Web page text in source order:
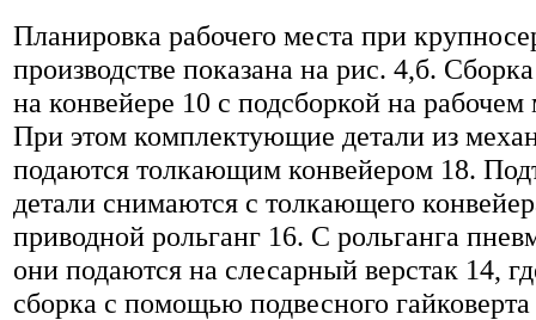
Планировка рабочего места при
производстве показана на рис. 4,б.
на конвейере 10 с подсборкой на рабочем
При этом комплектующие детали из
подаются толкающим конвейером 18.
детали снимаются с толкающего
приводной рольганг 16. С рольганга
они подаются на слесарный верстак 14,
сборка с помощью подвесного